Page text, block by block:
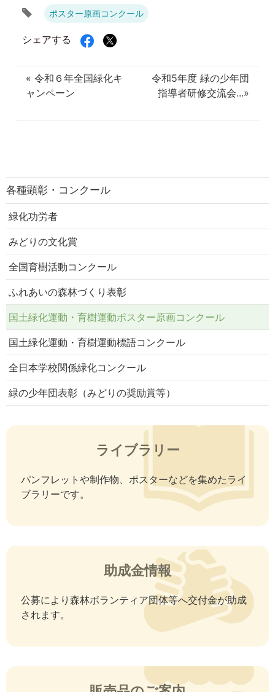
タ
ポスター原画コンクール
シェアする
« 令和６年全国緑化キ
ャンペーン
令和5年度 緑の少年団
指導者研修交流会...»
各種顕彰・コンクール
緑化功労者
みどりの文化賞
全国育樹活動コンクール
ふれあいの森林づくり表彰
国土緑化運動・育樹運動ポスター原画コンクール
国土緑化運動・育樹運動標語コンクール
全日本学校関係緑化コンクール
緑の少年団表彰（みどりの奨励賞等）
ライブラリー
パンフレットや制作物、ポスターなどを集めたライ
ブラリーです。
助成金情報
公募により森林ボランティア団体等へ交付金が助成
されます。